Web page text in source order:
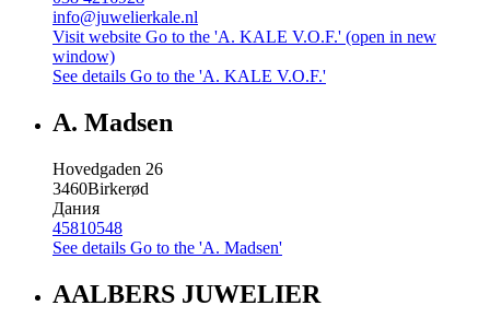
info@juwelierkale.nl
Visit website Go to the 'A. KALE V.O.F.' (open in new
window)
See details Go to the 'A. KALE V.O.F.'
A. Madsen
Hovedgaden 26
3460Birkerød
Дания
45810548
See details Go to the 'A. Madsen'
AALBERS JUWELIER